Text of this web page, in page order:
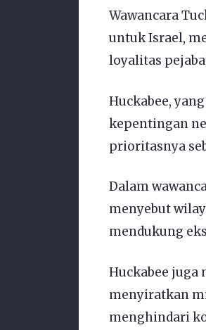
Wawancara
untuk Israel,
loyalitas
Huckabee,
kepentingan
prioritasnya
Dalam
menyebut
mendukung
Huckabee juga
menyiratkan
menghindari